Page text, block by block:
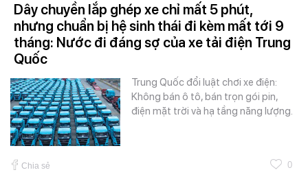
Dây chuyền lắp ghép xe chỉ mất 5 phút,
nhưng chuẩn bị hệ sinh thái đi kèm mất tới 9
tháng: Nước đi đáng sợ của xe tải điện Trung
Quốc
Trung Quốc đổi luật chơi xe điện:
Không bán ô tô, bán trọn gói pin,
điện mặt trời và hạ tầng năng lượng.
Chia sẻ 0